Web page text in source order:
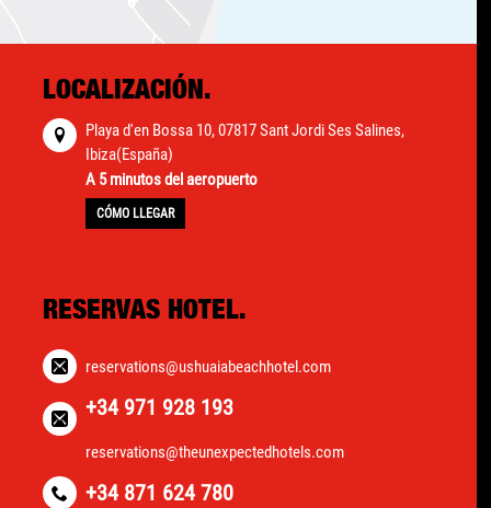
LOCALIZACIÓN.
Playa d'en Bossa 10, 07817 Sant Jordi Ses Salines,
Ibiza(España)
A 5 minutos del aeropuerto
CÓMO LLEGAR
RESERVAS HOTEL.
reservations@ushuaiabeachhotel.com
+34 971 928 193
reservations@theunexpectedhotels.com
+34 871 624 780